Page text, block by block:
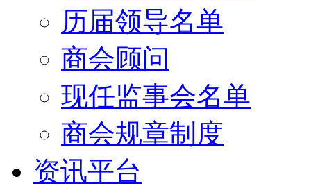
历届领导名单
商会顾问
现任监事会名单
商会规章制度
资讯平台